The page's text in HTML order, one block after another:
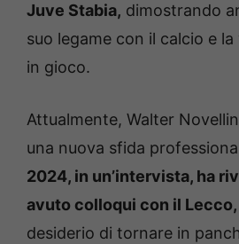
Juve Stabia, dimostrando
suo legame con il calcio e
in gioco.
Attualmente, Walter
una nuova sfida
2024, in un’intervista, ha
avuto colloqui con il Lecco,
desiderio di tornare in